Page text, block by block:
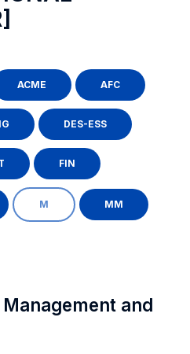
ACME AFC
DES-ESS
FIN
M MM
and